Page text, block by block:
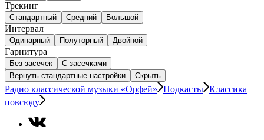
Трекинг
Стандартный Средний Большой
Интервал
Одинарный Полуторный Двойной
Гарнитура
Без засечек
С засечками
Вернуть стандартные настройки
Скрыть
Радио классической музыки «Орфей» Подкасты Классика
повсюду